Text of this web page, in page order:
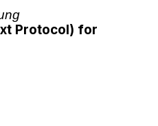
Protocol) for